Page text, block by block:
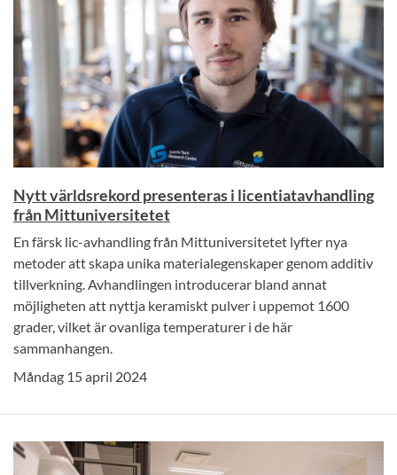
Nytt världsrekord presenteras i licentiatavhandling
från Mittuniversitetet
En färsk lic-avhandling från Mittuniversitetet lyfter nya
metoder att skapa unika materialegenskaper genom additiv
tillverkning. Avhandlingen introducerar bland annat
möjligheten att nyttja keramiskt pulver i uppemot 1600
grader, vilket är ovanliga temperaturer i de här
sammanhangen.
Måndag 15 april 2024